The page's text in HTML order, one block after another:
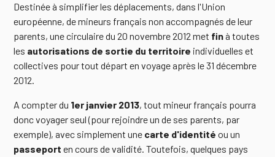
Destinée à simplifier les déplacements, dans l'Union
européenne, de mineurs français non accompagnés de leur
parents, une circulaire du 20 novembre 2012 met finà toutes
les autorisations de sortie du territoire individuelles et
collectives pour tout départ en voyage après le 31 décembre
2012.
A compter du 1er janvier 2013, tout mineur français pourra
donc voyager seul (pour rejoindre un de ses parents, par
exemple), avec simplement une carte d'identité ou un
passeport en cours de validité. Toutefois, quelques pays